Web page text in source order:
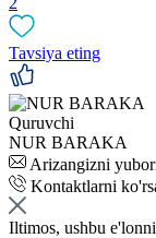
Tavsiya eting
Quruvchi
NUR BARAKA
Arizangizni
Kontaktlarni
Iltimos, ushbu